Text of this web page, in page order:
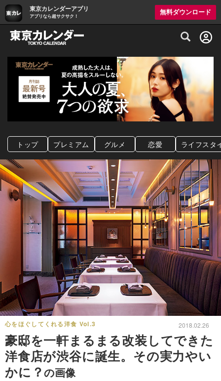
東京カレンダーアプリ
アプリなら超サクサク！
無料ダウンロード
グルメ情報・プレミアムレストラン予約
トップ プレミアム グルメ 恋愛 ライフスタ
心をほぐしてくれる洋食 Vol.3 2018.02.26
豪邸を一軒まるまる改装してできた
洋食店が渋谷に誕生。その実力やい
かに？の画像